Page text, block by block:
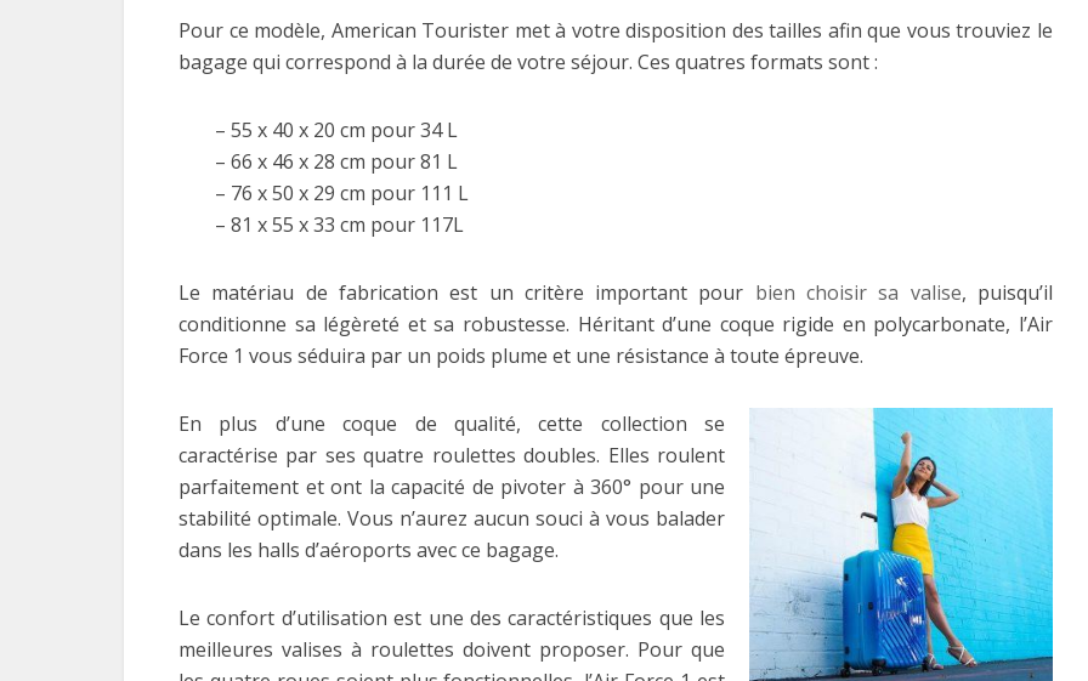
Pour ce modèle, American Tourister met à votre disposition des tailles afin que vous trouviez le
bagage qui correspond à la durée de votre séjour. Ces quatres formats sont :
– 55 x 40 x 20 cm pour 34 L
– 66 x 46 x 28 cm pour 81 L
– 76 x 50 x 29 cm pour 111 L
– 81 x 55 x 33 cm pour 117L
Le matériau de fabrication est un critère important pour bien choisir sa valise, puisqu’il
conditionne sa légèreté et sa robustesse. Héritant d’une coque rigide en polycarbonate, l’Air
Force 1 vous séduira par un poids plume et une résistance à toute épreuve.
En plus d’une coque de qualité, cette collection se
caractérise par ses quatre roulettes doubles. Elles roulent
parfaitement et ont la capacité de pivoter à 360° pour une
stabilité optimale. Vous n’aurez aucun souci à vous balader
dans les halls d’aéroports avec ce bagage.
Le confort d’utilisation est une des caractéristiques que les
meilleures valises à roulettes doivent proposer. Pour que